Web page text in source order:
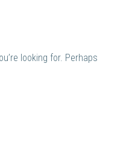
looking for. Perhaps